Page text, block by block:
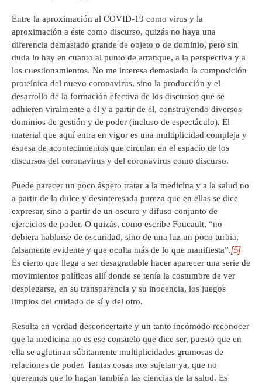
Entre la aproximación al COVID-19 como virus y la
aproximación a éste como discurso, quizás no haya una
diferencia demasiado grande de objeto o de dominio, pero sin
duda lo hay en cuanto al punto de arranque, a la perspectiva y a
los cuestionamientos. No me interesa demasiado la composición
proteínica del nuevo coronavirus, sino la producción y el
desarrollo de la formación efectiva de los discursos que se
adhieren viralmente a él y a partir de él, construyendo diversos
dominios de gestión y de poder (incluso de espectáculo). El
material que aquí entra en vigor es una multiplicidad compleja y
espesa de acontecimientos que circulan en el espacio de los
discursos del coronavirus y del coronavirus como discurso.
Puede parecer un poco áspero tratar a la medicina y a la salud no
a partir de la dulce y desinteresada pureza que en ellas se dice
expresar, sino a partir de un oscuro y difuso conjunto de
ejercicios de poder. O quizás, como escribe Foucault, “no
debiera hablarse de oscuridad, sino de una luz un poco turbia,
falsamente evidente y que oculta más de lo que manifiesta”.[5]
Es cierto que llega a ser desagradable hacer aparecer una serie de
movimientos políticos allí donde se tenía la costumbre de ver
desplegarse, en su transparencia y su inocencia, los juegos
limpios del cuidado de sí y del otro.
Resulta en verdad desconcertarte y un tanto incómodo reconocer
que la medicina no es ese consuelo que dice ser, puesto que en
ella se aglutinan súbitamente multiplicidades grumosas de
relaciones de poder. Tantas cosas nos sujetan ya, que no
queremos que lo hagan también las ciencias de la salud. Es